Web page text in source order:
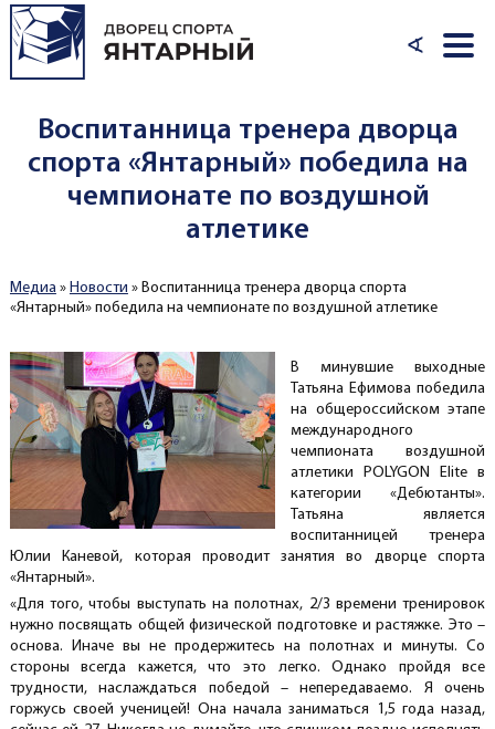
Перейти к основному содержанию
∢
Воспитанница тренера дворца
спорта «Янтарный» победила на
чемпионате по воздушной
атлетике
Вы здесь
Медиа» Новости » Воспитанница тренера дворца спорта
«Янтарный» победила на чемпионате по воздушной атлетике
В минувшие выходные
Татьяна Ефимова победила
на общероссийском этапе
международного
чемпионата воздушной
атлетики POLYGON Elite в
категории «Дебютанты».
Татьяна является
воспитанницей тренера
Юлии Каневой, которая проводит занятия во дворце спорта
«Янтарный».
«Для того, чтобы выступать на полотнах, 2/3 времени тренировок
нужно посвящать общей физической подготовке и растяжке. Это –
основа. Иначе вы не продержитесь на полотнах и минуты. Со
стороны всегда кажется, что это легко. Однако пройдя все
трудности, наслаждаться победой – непередаваемо. Я очень
горжусь своей ученицей! Она начала заниматься 1,5 года назад,